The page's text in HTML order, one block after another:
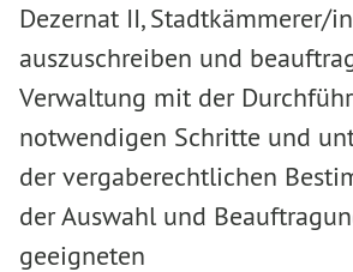
Dezernat II, Stadtkämmerer/
auszuschreiben und
Verwaltung mit der
notwendigen Schritte und
der vergaberechtlichen
der Auswahl und
geeigneten